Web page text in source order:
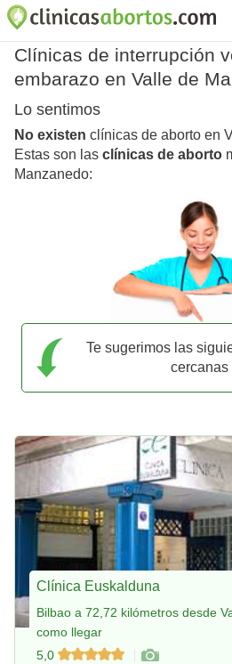
Clínicas de interrupción
embarazo en Valle de
Lo sentimos
No existen clínicas de aborto en
Estas son las clínicas de aborto
Manzanedo:
Te sugerimos las
cercanas
Clínica Euskalduna
Bilbao a 72,72 kilómetros desde
como llegar
5,0